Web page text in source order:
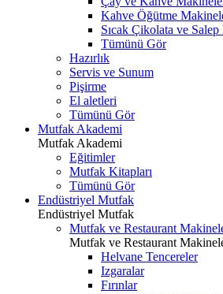
Kahve Öğütme
Sıcak Çikolata ve
Tümünü Gör
Hazırlık
Servis ve Sunum
Pişirme
El aletleri
Tümünü Gör
Mutfak Akademi
Mutfak Akademi
Eğitimler
Mutfak Kitapları
Tümünü Gör
Endüstriyel Mutfak
Endüstriyel Mutfak
Mutfak ve Restaurant
Mutfak ve Restaurant
Helvane Tencereler
Izgaralar
Fırınlar